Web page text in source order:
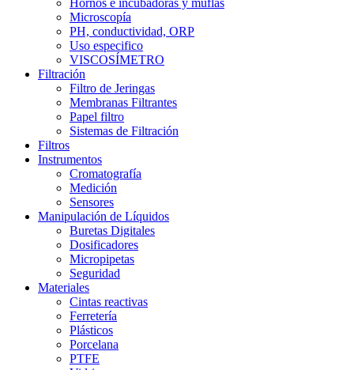
Hornos e incubadoras y muflas
Microscopía
PH, conductividad, ORP
Uso especifico
VISCOSÍMETRO
Filtración
Filtro de Jeringas
Membranas Filtrantes
Papel filtro
Sistemas de Filtración
Filtros
Instrumentos
Cromatografía
Medición
Sensores
Manipulación de Líquidos
Buretas Digitales
Dosificadores
Micropipetas
Seguridad
Materiales
Cintas reactivas
Ferretería
Plásticos
Porcelana
PTFE